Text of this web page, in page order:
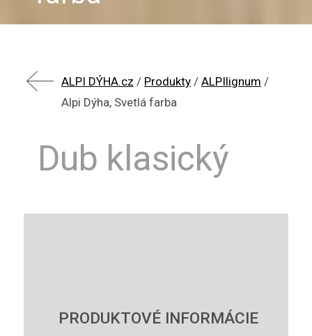
ALPI DÝHA.cz / Produkty / ALPIlignum /
Alpi Dýha, Svetlá farba
Dub klasický
PRODUKTOVÉ INFORMÁCIE